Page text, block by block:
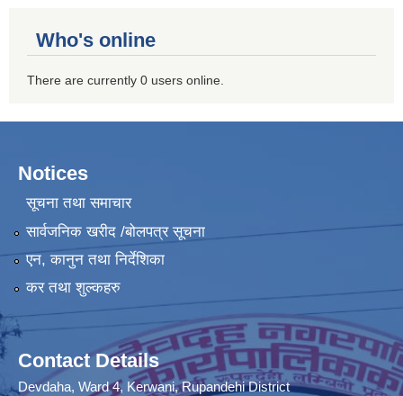
Who's online
There are currently 0 users online.
Notices
सूचना तथा समाचार
सार्वजनिक खरीद /बोलपत्र सूचना
एन, कानुन तथा निर्देशिका
कर तथा शुल्कहरु
Contact Details
Devdaha, Ward 4, Kerwani, Rupandehi District